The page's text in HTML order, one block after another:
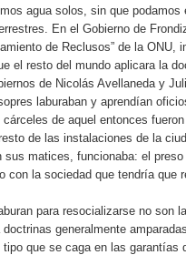
agua solos, sin que podamos
En el Gobierno de
de Reclusos” de la ONU,
el resto del mundo aplicara la
de Nicolás Avellaneda y
laburaban y aprendían
de aquel entonces
de las instalaciones de la
sus matices, funcionaba: el
con la sociedad que tendría que
para resocializarse no son
generalmente
que se caga en las garantías